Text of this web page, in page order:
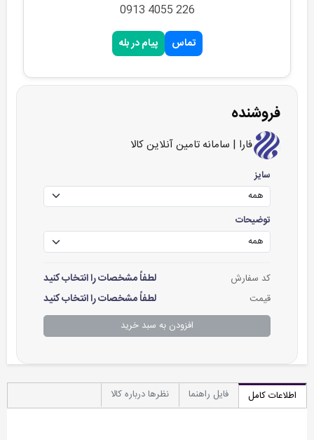
226 4055 0913
تماس پیام در بله
فروشنده
فارا | سامانه تامین آنلاین کالا
سایز
توضیحات
کد سفارش لطفاً مشخصات را انتخاب کنید
قیمت لطفاً مشخصات را انتخاب کنید
افزودن به سبد خرید
اطلاعات کامل فایل راهنما نظرها درباره کالا